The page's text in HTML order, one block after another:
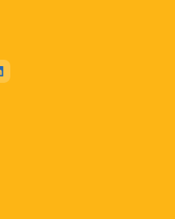
nieuw tabblad)
in een nieuw tabblad)